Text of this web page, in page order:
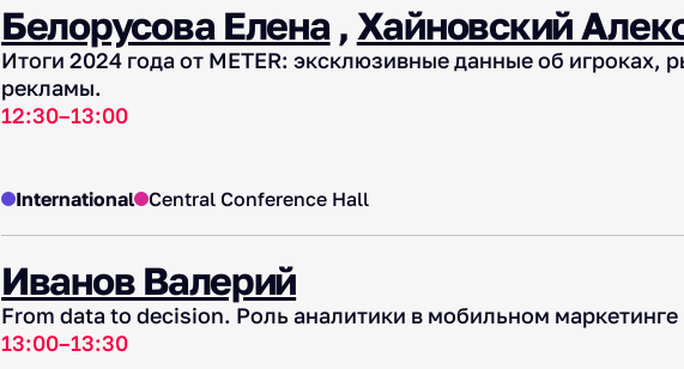
Белорусова Елена, Хайновский
Итоги 2024 года от METER: эксклюзивные данные об игроках,
рекламы.
12:30–13:00
International Central Conference Hall
Иванов Валерий
From data to decision. Роль аналитики в мобильном маркетинге
13:00–13:30